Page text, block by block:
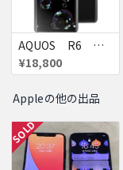
AQUOS R6 ハイエンド 定価約13万円
¥18,800
Appleの他の出品
SOLD